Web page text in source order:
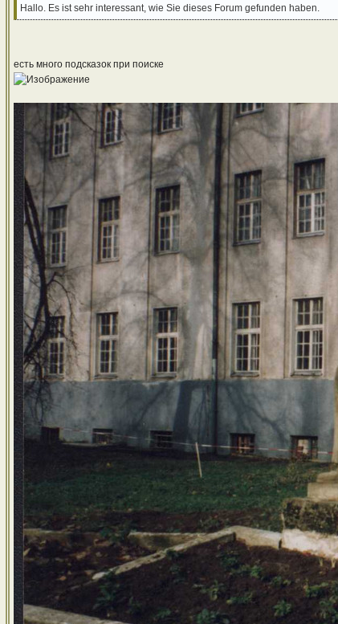
Hallo. Es ist sehr interessant, wie Sie dieses Forum gefunden haben.
есть много подсказок при поиске